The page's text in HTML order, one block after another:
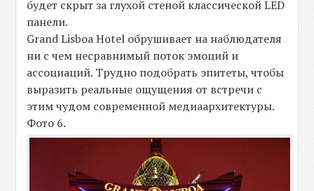
будет скрыт за глухой стеной классической LED
панели.
Grand Lisboa Hotel обрушивает на наблюдателя
ни с чем несравнимый поток эмоций и
ассоциаций. Трудно подобрать эпитеты, чтобы
выразить реальные ощущения от встречи с
этим чудом современной медиаархитектуры.
Фото 6.